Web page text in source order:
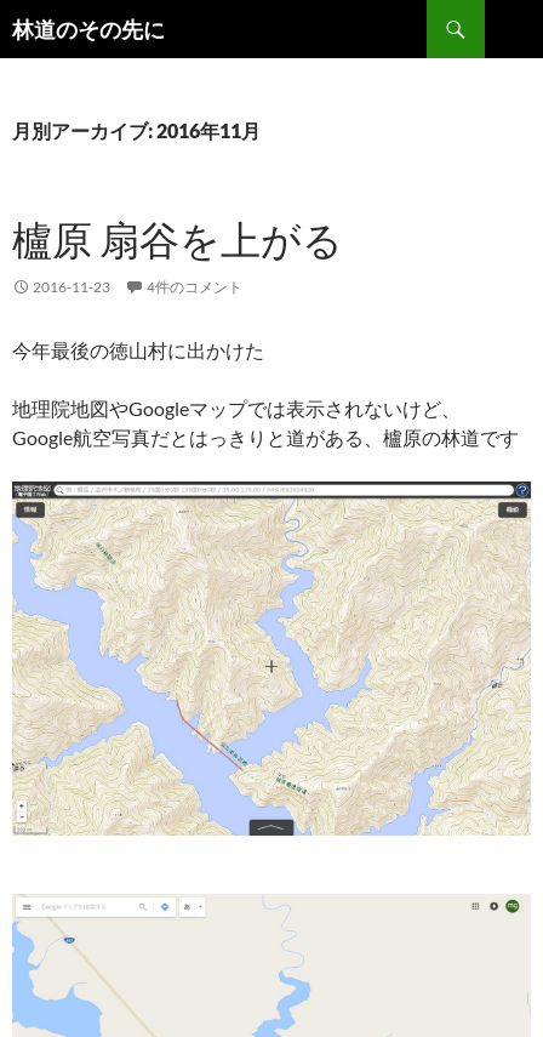
林道のその先に
検
索
ン
キ
ッ
プ
月別アーカイブ: 2016年11月
櫨原 扇谷を上がる
2016-11-23 4件のコメント
今年最後の徳山村に出かけた
地理院地図やGoogleマップでは表示されないけど、
Google航空写真だとはっきりと道がある、櫨原の林道です